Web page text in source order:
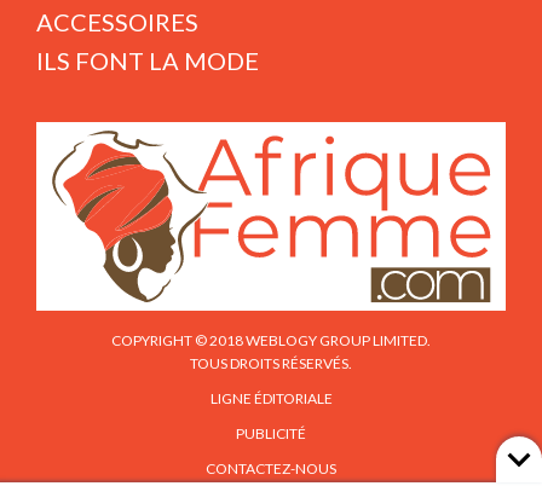
ACCESSOIRES
ILS FONT LA MODE
COPYRIGHT © 2018 WEBLOGY GROUP LIMITED.
TOUS DROITS RÉSERVÉS.
LIGNE ÉDITORIALE
PUBLICITÉ
CONTACTEZ-NOUS